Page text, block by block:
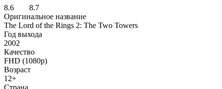
8.6
8.7
Оригинальное название
The Lord of the Rings 2: The Two Towers
Год выхода
2002
Качество
FHD (1080p)
Возраст
12+
Страна